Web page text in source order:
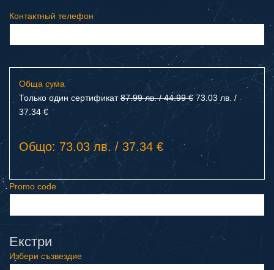
Контактный телефон
Обща сума
Только один сертификат87.99 лв. / 44.99 €73.03 лв. /
37.34 €
Общо: 73.03 лв. / 37.34 €
Promo code
Екстри
Избери съзвездие